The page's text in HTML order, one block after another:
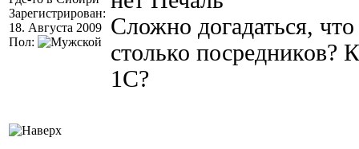
Зарегистрирован:
18. Августа 2009
Пол:
Сложно догадаться,
столько посредников?
1С?